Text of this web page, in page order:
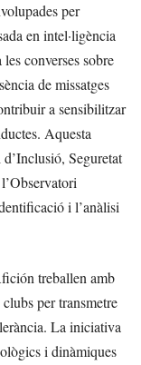
per
en intel·ligència
converses sobre
de missatges
a sensibilitzar
Aquesta
Seguretat
i l’anàlisi
treballen amb
per transmetre
La iniciativa
i dinàmiques